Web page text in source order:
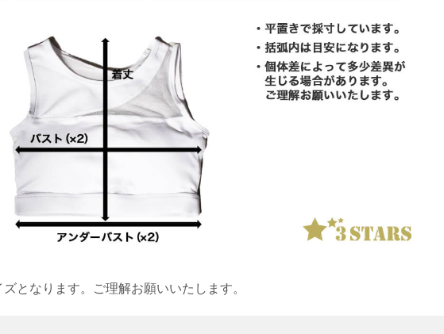
となります。ご理解お願いいたします。